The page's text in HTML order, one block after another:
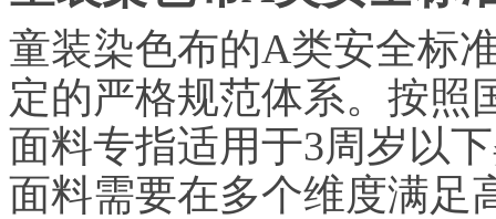
童装染色布的A类安全标
定的严格规范体系。按照
面料专指适用于3周岁以
面料需要在多个维度满足